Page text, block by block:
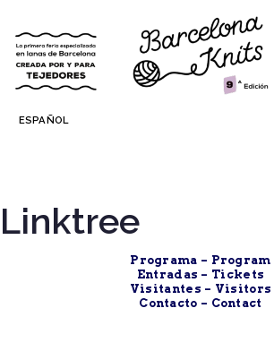
ESPAÑOL
Linktree
Programa – Program
Entradas – Tickets
Visitantes – Visitors
Contacto – Contact